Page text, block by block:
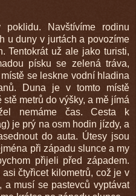
Navštívíme rodinu
u duny v jurtách a povozíme
Tentokrát už ale jako turisti,
písku se zelená tráva,
se leskne vodní hladina
Duna je v tomto místě
metrů do výšky, a mě jímá
nemáme čas. Cesta k
je prý na osm hodin jízdy, a
do auta. Útesy jsou
při západu slunce a my
přijeli před západem.
čtyřicet kilometrů, což je v
a musí se pastevců vyptávat